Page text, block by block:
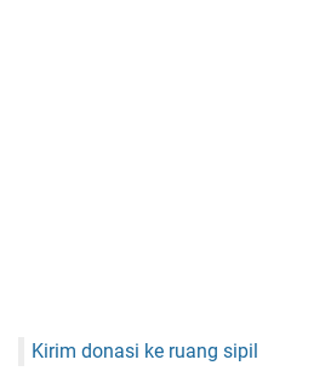
Kirim donasi ke ruang sipil